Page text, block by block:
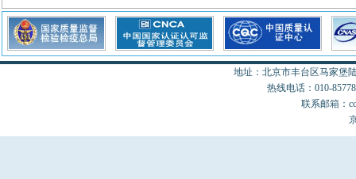
地址：北京市丰台区马家堡
热线电话：010-
联系邮箱：